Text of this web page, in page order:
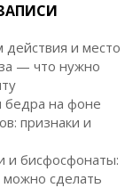
и место
— что нужно
бедра на фоне
признаки и
и бисфосфонаты:
можно сделать